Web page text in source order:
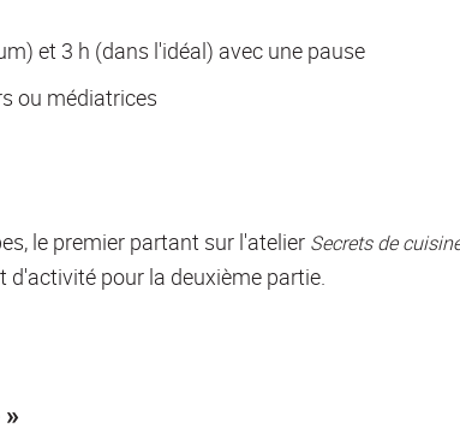
et 3 h (dans l'idéal) avec une pause
ou médiatrices
le premier partant sur l'atelier Secrets de
d'activité pour la deuxième partie.